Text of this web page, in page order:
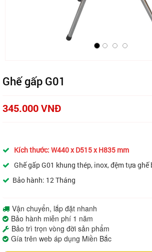
Ghế gấp G01
345.000 VNĐ
Kích thước: W440 x D515 x H835 mm
Ghế gấp G01 khung thép, inox, đệm tựa ghế
Bảo hành: 12 Tháng
Vận chuyển, lắp đặt nhanh
Bảo hành miễn phí 1 năm
Bảo trì trọn vòng đời sản phẩm
Gía trên web áp dụng Miền Bắc